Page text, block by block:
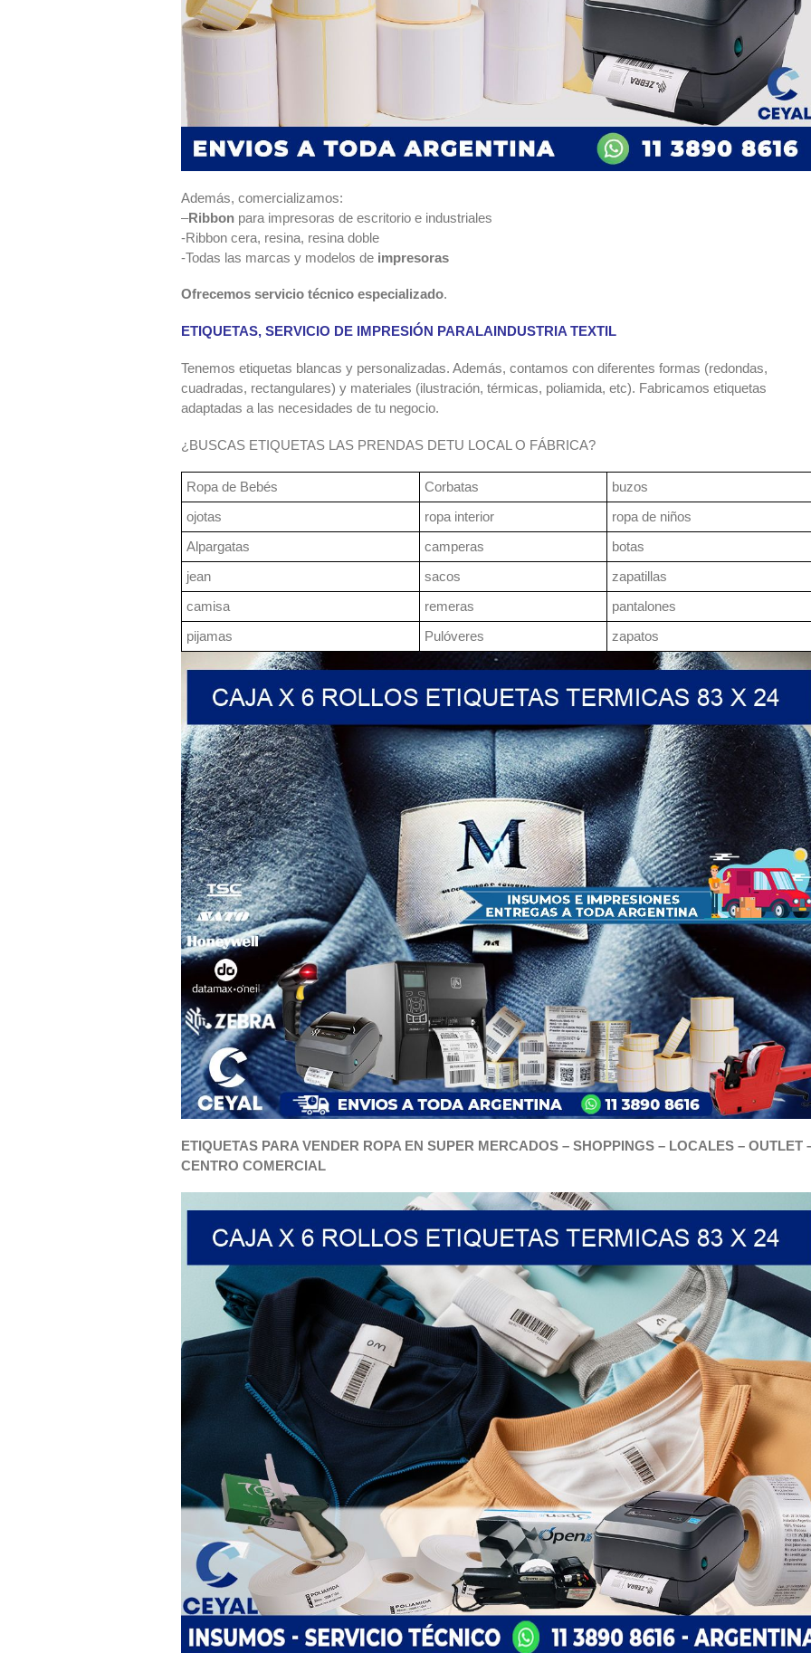
Además, comercializamos:
–Ribbon para impresoras de escritorio e industriales
-Ribbon cera, resina, resina doble
-Todas las marcas y modelos de impresoras
Ofrecemos servicio técnico especializado.
ETIQUETAS, SERVICIO DE IMPRESIÓN PARALAINDUSTRIA TEXTIL
Tenemos etiquetas blancas y personalizadas. Además, contamos con diferentes formas (redondas,
cuadradas, rectangulares) y materiales (ilustración, térmicas, poliamida, etc). Fabricamos etiquetas
adaptadas a las necesidades de tu negocio.
¿BUSCAS ETIQUETAS LAS PRENDAS DETU LOCAL O FÁBRICA?
Ropa de Bebés Corbatas
buzos
ojotas
ropa interior
ropa de niños
Alpargatas
camperas
botas
jean
sacos
zapatillas
camisa
remeras
pantalones
pijamas
Pulóveres zapatos
ETIQUETAS PARA VENDER ROPA EN SUPER MERCADOS – SHOPPINGS – LOCALES – OUTLET
CENTRO COMERCIAL